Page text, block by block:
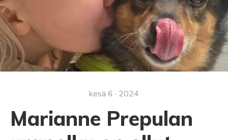
kesä 6 · 2024
Marianne Prepulan